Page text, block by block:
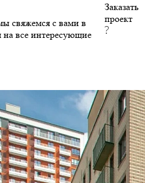
свяжемся с вами в
все интересующие
Заказать
проект